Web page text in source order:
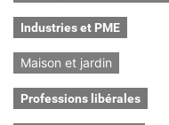
Industries et PME
Maison et jardin
Professions libérales